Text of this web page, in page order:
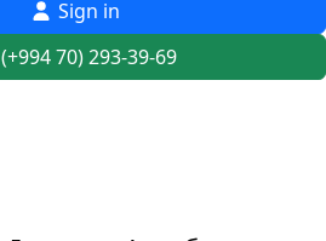
Sign in
(+994 70) 293-39-69